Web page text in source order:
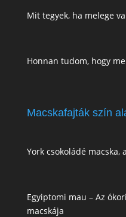
Mit tegyek, ha melege
Honnan tudom, hogy
Macskafajták szín
York csokoládé macska,
Egyiptomi mau – Az
macskája